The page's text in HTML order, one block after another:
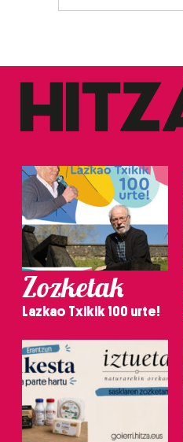
Zozketak
Lazkao Txikik 100 urte!